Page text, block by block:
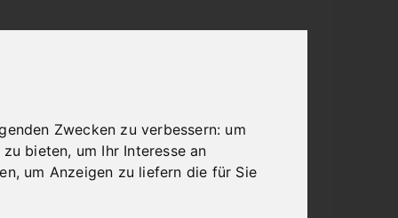
Zwecken zu verbessern: um
zu bieten, um Ihr Interesse an
, um Anzeigen zu liefern die für Sie